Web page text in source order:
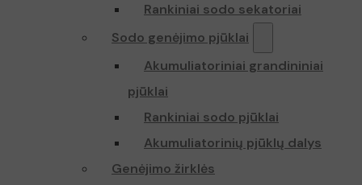
Rankiniai sodo sekatoriai
Sodo genėjimo pjūklai
Akumuliatoriniai grandininiai
pjūklai
Rankiniai sodo pjūklai
Akumuliatorinių pjūklų dalys
Genėjimo žirklės